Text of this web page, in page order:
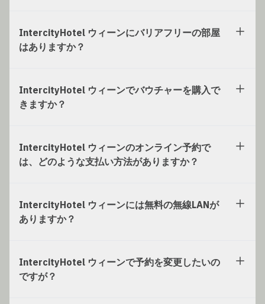
IntercityHotel ウィーンにバリアフリーの部屋
はありますか？
IntercityHotel ウィーンでバウチャーを購入で
きますか？
IntercityHotel ウィーンのオンライン予約で
は、どのような支払い方法がありますか？
IntercityHotel ウィーンには無料の無線LANが
ありますか？
IntercityHotel ウィーンで予約を変更したいの
ですが？